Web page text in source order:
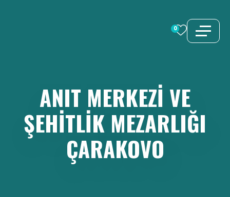
0
ANIT MERKEZI VE
ŞEHITLIK MEZARLIĞI
ÇARAKOVO